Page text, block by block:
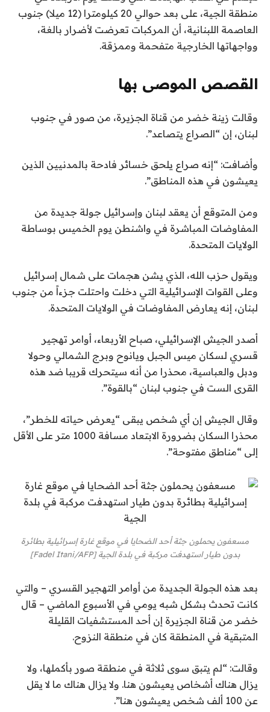
0
2
6
:
م
ن
5
ا
ق
منطقة الجية، على بعد حوالي 20 كيلومترا (12 ميلا) جنوب
العاصمة اللبنانية، أن المركبات تعرضت لأضرار بالغة،
وواجهاتها الخارجية متفحمة وممزقة.
القصص الموصى بها
ا
م
ة
ن
3
ع
ا
ص
ر
ه
ي
ة
ل
ق
ا
م
ة
وقالت زينة خضر من قناة الجزيرة، من صور في جنوب
لبنان، إن “الصراع يتصاعد”.
وأضافت: “إنه صراع يلحق خسائر فادحة بالمدنيين الذين
يعيشون في هذه المناطق”.
ومن المتوقع أن يعقد لبنان وإسرائيل جولة جديدة من
المفاوضات المباشرة في واشنطن يوم الخميس بوساطة
الولايات المتحدة.
ويقول حزب الله، الذي يشن هجمات على شمال إسرائيل
وعلى القوات الإسرائيلية التي دخلت واحتلت جزءاً من جنوب
لبنان، إنه يعارض المفاوضات في الولايات المتحدة.
أصدر الجيش الإسرائيلي، صباح الأربعاء، أوامر تهجير
قسري لسكان ميس الجبل ويانوح وبرج الشمالي وحولا
ودبل والعباسية، محذرا من أنه سيتحرك قريبا ضد هذه
القرى الست في جنوب لبنان “بالقوة”.
وقال الجيش إن أي شخص يبقى “يعرض حياته للخطر”،
محذرا السكان بضرورة الابتعاد مسافة 1000 متر على الأقل
إلى “مناطق مفتوحة”.
مسعفون يحملون جثة أحد الضحايا في موقع غارة إسرائيلية بطائرة
بدون طيار استهدفت مركبة في بلدة الجية [Fadel Itani/AFP]
بعد هذه الجولة الجديدة من أوامر التهجير القسري – والتي
كانت تحدث بشكل شبه يومي في الأسبوع الماضي – قال
خضر من قناة الجزيرة إن أحد المستشفيات القليلة
المتبقية في المنطقة كان في منطقة النزوح.
وقالت: “لم يتبق سوى ثلاثة في منطقة صور بأكملها، ولا
يزال هناك أشخاص يعيشون هنا. ولا يزال هناك ما لا يقل
عن 100 ألف شخص يعيشون هنا”.